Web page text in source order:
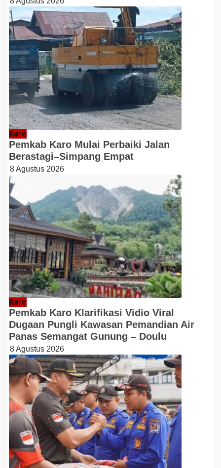
Karo
Pemkab Karo Mulai Perbaiki Jalan
Berastagi–Simpang Empat
8 Agustus 2026
Karo
Pemkab Karo Klarifikasi Vidio Viral
Dugaan Pungli Kawasan Pemandian Air
Panas Semangat Gunung – Doulu
8 Agustus 2026